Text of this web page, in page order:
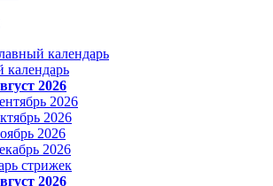
календарь
2026
2026
2026
2026
2026
стрижек
2026